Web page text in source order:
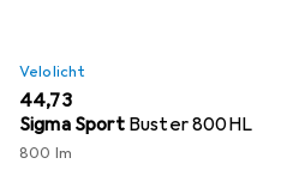
Velolicht
EUR
44,73
Sigma Sport Buster 800HL
800 lm